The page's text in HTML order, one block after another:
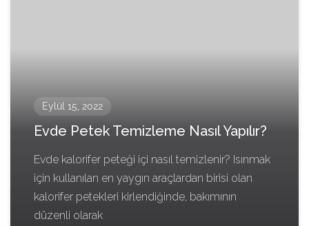
Eylül 15, 2022
Evde Petek Temizleme Nasıl Yapılır?
Evde kalorifer peteği içi nasıl temizlenir? Isınmak
için kullanılan en yaygın araçlardan birisi olan
kalorifer petekleri kirlendiğinde, bakımının
düzenli olarak